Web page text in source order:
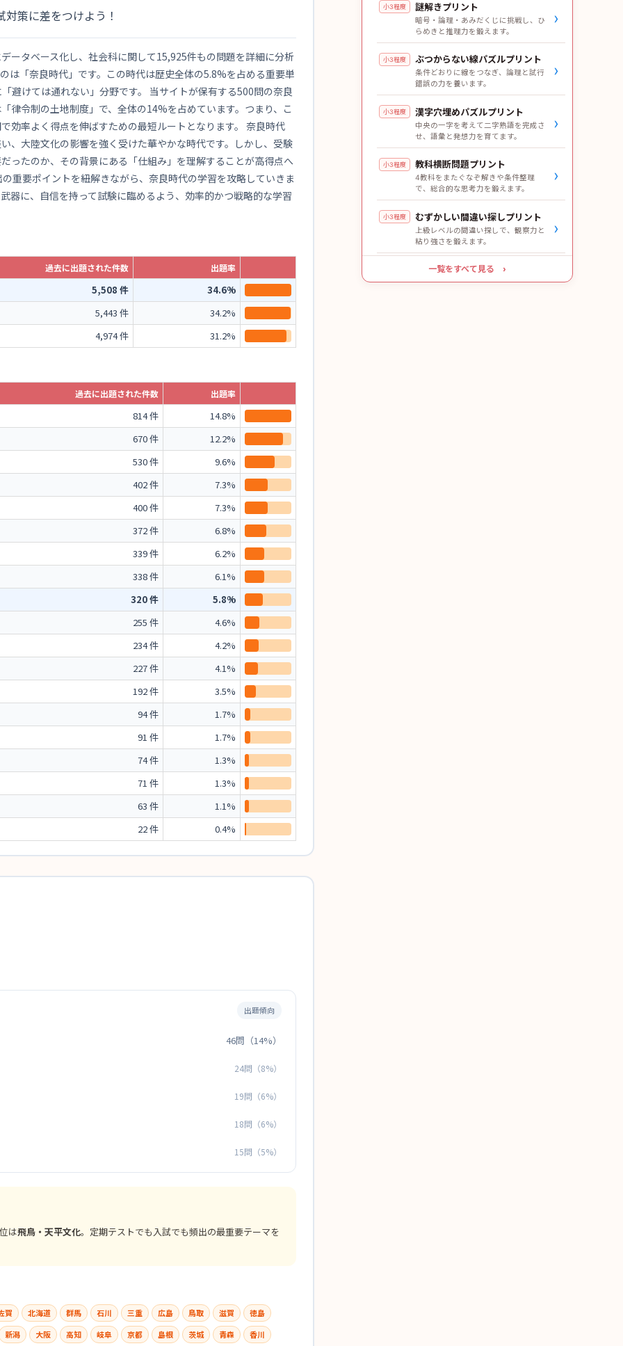
策に差をつけよう！
ータベース化し、社会科に関して15,925件もの問題を詳細に分析
は「奈良時代」です。この時代は歴史全体の5.8%を占める重要単
避けては通れない」分野です。 当サイトが保有する500問の奈良
律令制の土地制度」で、全体の14%を占めています。つまり、こ
効率よく得点を伸ばすための最短ルートとなります。 奈良時代
、大陸文化の影響を強く受けた華やかな時代です。しかし、受験
ったのか、その背景にある「仕組み」を理解することが高得点へ
重要ポイントを紐解きながら、奈良時代の学習を攻略していきま
器に、自信を持って試験に臨めるよう、効率的かつ戦略的な学習
過去に出題された件数 出題率
5,508 件
34.6%
5,443 件
34.2%
4,974 件
31.2%
過去に出題された件数 出題率
814 件
14.8%
670 件
12.2%
530 件
9.6%
402 件
7.3%
400 件
7.3%
372 件
6.8%
339 件
6.2%
338 件
6.1%
320 件
5.8%
255 件
4.6%
234 件
4.2%
227 件
4.1%
192 件
3.5%
94 件
1.7%
91 件
1.7%
74 件
1.3%
71 件
1.3%
63 件
1.1%
22 件
0.4%
出題傾向
46問（14%）
24問（8%）
19問（6%）
18問（6%）
15問（5%）
は飛鳥・天平文化。定期テストでも入試でも頻出の最重要テーマを
賀 北海道 群馬 石川 三重 広島 鳥取 滋賀
徳島
新潟
大阪 高知 岐阜 京都 島根 茨城 青森 香川
小3程度 謎解きプリント
暗号・論理・あみだくじに挑戦し、ひ
らめきと推理力を鍛えます。
›
小3程度 ぶつからない線パズルプリント
条件どおりに線をつなぎ、論理と試行
錯誤の力を養います。
›
小3程度 漢字穴埋めパズルプリント
中央の一字を考えて二字熟語を完成さ
せ、語彙と発想力を育てます。
›
小3程度 教科横断問題プリント
4教科をまたぐなぞ解きや条件整理
で、総合的な思考力を鍛えます。
›
小3程度 むずかしい間違い探しプリント
上級レベルの間違い探しで、観察力と
粘り強さを鍛えます。
›
一覧をすべて見る ›